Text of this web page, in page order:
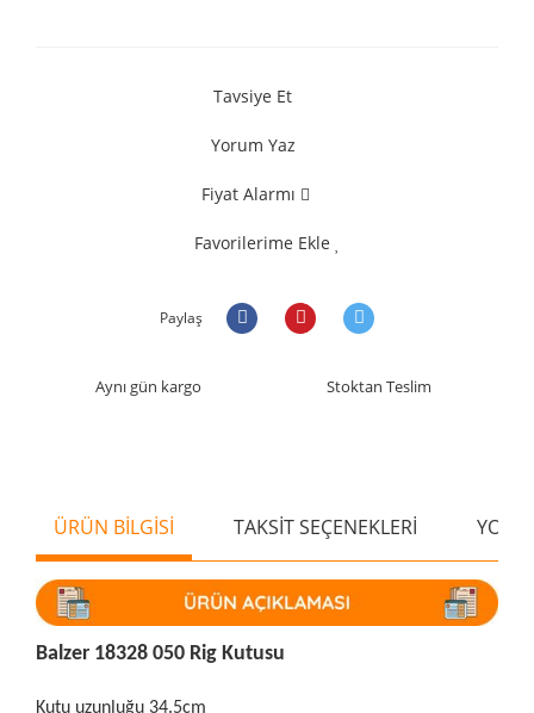
Tavsiye Et
Yorum Yaz
Fiyat Alarmı
Favorilerime Ekle
Paylaş
Aynı gün kargo Stoktan Teslim
ÜRÜN BİLGİSİ TAKSİT SEÇENEKLERİ
Balzer 18328 050 Rig Kutusu
Kutu uzunluğu 34.5cm